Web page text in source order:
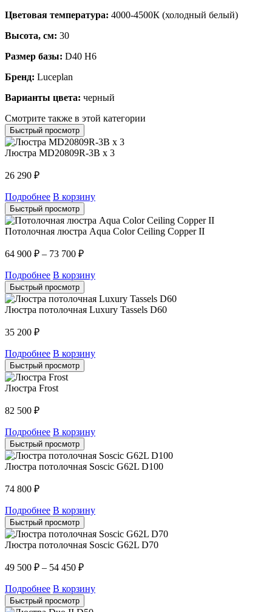
Цветовая температура: 4000-4500К (холодный белый)
Высота, см: 30
Размер базы: D40 H6
Бренд: Luceplan
Варианты цвета: черный
Смотрите также в этой категории
Быстрый просмотр
Люстра MD20809R-3B x 3
26 290 ₽
Подробнее В корзину
Быстрый просмотр
Потолочная люстра Aqua Color Ceiling Copper II
64 900 ₽ – 73 700 ₽
Подробнее В корзину
Быстрый просмотр
Люстра потолочная Luxury Tassels D60
35 200 ₽
Подробнее В корзину
Быстрый просмотр
Люстра Frost
82 500 ₽
Подробнее В корзину
Быстрый просмотр
Люстра потолочная Soscic G62L D100
74 800 ₽
Подробнее В корзину
Быстрый просмотр
Люстра потолочная Soscic G62L D70
49 500 ₽ – 54 450 ₽
Подробнее В корзину
Быстрый просмотр